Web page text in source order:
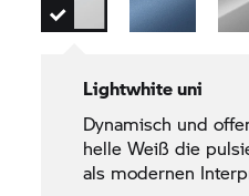
Lightwhite uni
Dynamisch und
helle Weiß die
als modernen